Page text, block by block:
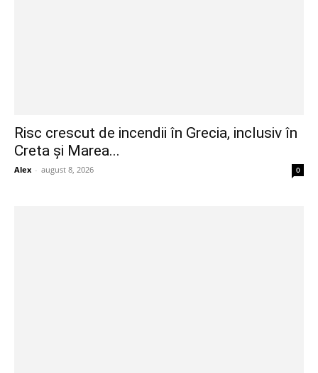
Risc crescut de incendii în Grecia, inclusiv în
Creta și Marea...
Alex - august 8, 2026 0